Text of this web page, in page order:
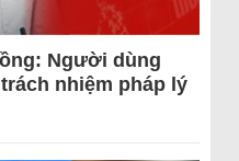
Người dùng
nhiệm pháp lý